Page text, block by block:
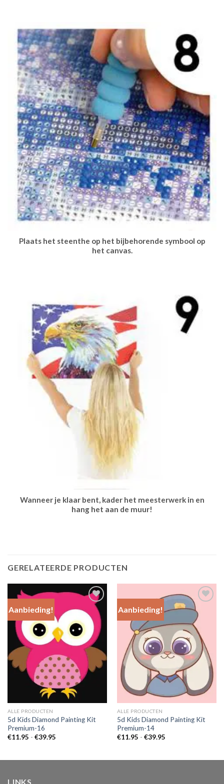
Plaats het steenthe op het bijbehorende symbool op
het canvas.
Wanneer je klaar bent, kader het meesterwerk in en
hang het aan de muur!
GERELATEERDE PRODUCTEN
Aanbieding!
Add to
Wishlist
ALLE PRODUCTEN
5d Kids Diamond Painting Kit
Premium-16
€11.95 - €39.95Prijsklasse:
Aanbieding!
Add to
Wishlist
ALLE PRODUCTEN
5d Kids Diamond Painting Kit
Premium-14
€11.95 - €39.95Prijsklasse:
LINKS